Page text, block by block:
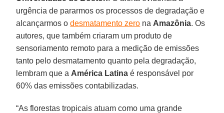
urgência de pararmos os processos de degradação e
alcançarmos odesmatamento zero na Amazônia. Os
autores, que também criaram um produto de
sensoriamento remoto para a medição de emissões
tanto pelo desmatamento quanto pela degradação,
lembram que a América Latina é responsável por
60% das emissões contabilizadas.
“As florestas tropicais atuam como uma grande